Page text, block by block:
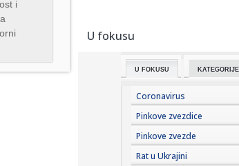
i
22:17:
22:14:
Nakon borbe za
22:13:Večera za Zelenskog,
n...
22:09:Bolomboj ne ide u
U fokusu
U FOKUSU KATEGORIJE
Coronavirus
Pinkove zvezdice
Pinkove zvezde
Rat u Ukrajini